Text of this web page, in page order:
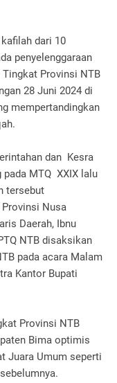
kafilah dari 10
penyelenggaraan
Provinsi NTB
28 Juni 2024 di
mempertandingkan
dan Kesra
pada MTQ XXIX lalu
tersebut
Nusa
Daerah, Ibnu
NTB disaksikan
pada acara Malam
Kantor Bupati
Provinsi NTB
Bima optimis
Juara Umum seperti